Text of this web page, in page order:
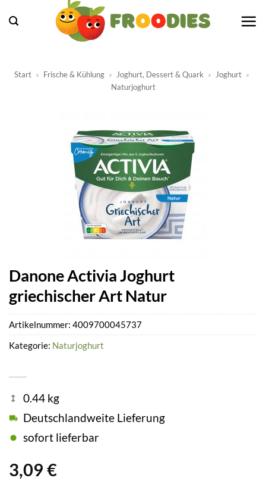
Inhalt
Start » Frische & Kühlung » Joghurt, Dessert & Quark » Joghurt »
Naturjoghurt
Danone Activia Joghurt
griechischer Art Natur
3,09 €
0.44 kg
Deutschlandweite Lieferung
sofort lieferbar
Artikelnummer: 4009700045737
Kategorie: Naturjoghurt